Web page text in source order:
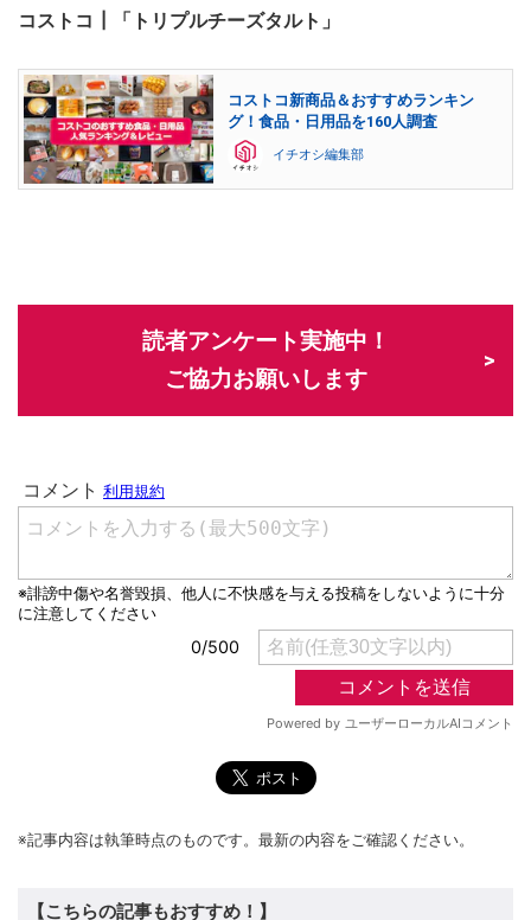
コストコ┃「トリプルチーズタルト」
コストコ新商品＆おすすめランキン
グ！食品・日用品を160人調査
イチオシ編集部
読者アンケート実施中！
ご協力お願いします
※記事内容は執筆時点のものです。最新の内容をご確認ください。
【こちらの記事もおすすめ！】